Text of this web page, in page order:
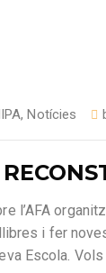
,Notícies
l’AFA
i fer
Escola. Vols